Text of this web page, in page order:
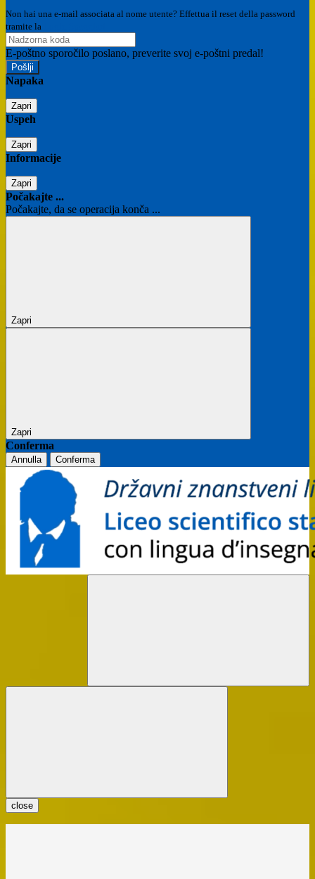
Non hai una e-mail associata al nome utente? Effettua il reset della password
tramite la
E-poštno sporočilo poslano, preverite svoj e-poštni predal!
Napaka
Zapri
Uspeh
Zapri
Informacije
Zapri
Počakajte ...
Počakajte, da se operacija konča ...
Zapri
Zapri
Conferma
Annulla Conferma
close